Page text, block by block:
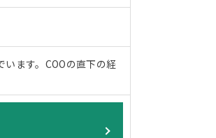
ます。COOの直下の経